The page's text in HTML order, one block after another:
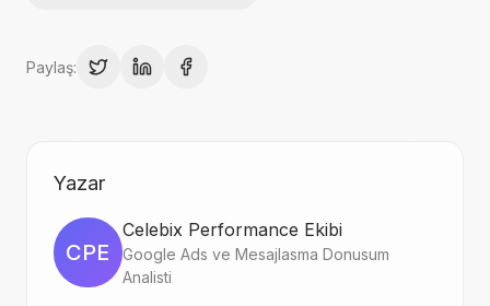
Paylaş:
Yazar
CPE
Celebix Performance Ekibi
Google Ads ve Mesajlasma Donusum
Analisti